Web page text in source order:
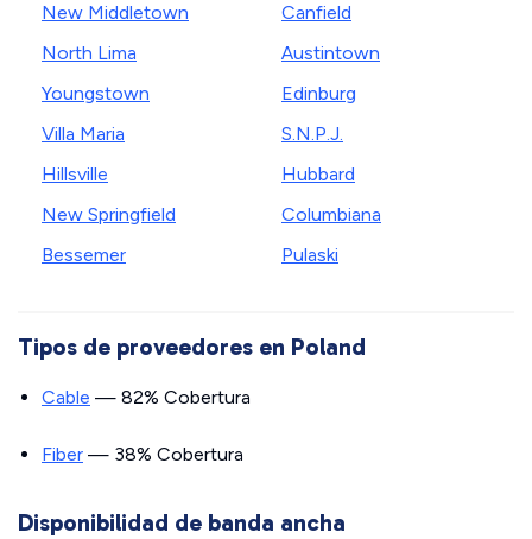
New Middletown
North Lima
Youngstown
Villa Maria
Hillsville
New Springfield
Bessemer
Canfield
Austintown
Edinburg
S.N.P.J.
Hubbard
Columbiana
Pulaski
Tipos de proveedores en Poland
Cable — 82% Cobertura
Fiber — 38% Cobertura
Disponibilidad de banda ancha